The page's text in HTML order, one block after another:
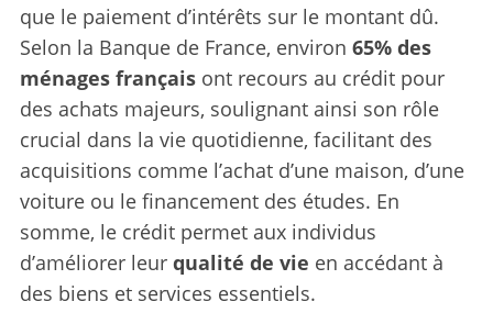
que le paiement d’intérêts sur le montant dû.
Selon la Banque de France, environ 65% des
ménages françaisont recours au crédit pour
des achats majeurs, soulignant ainsi son rôle
crucial dans la vie quotidienne, facilitant des
acquisitions comme l’achat d’une maison, d’une
voiture ou le financement des études. En
somme, le crédit permet aux individus
d’améliorer leur qualité de vie en accédant à
des biens et services essentiels.